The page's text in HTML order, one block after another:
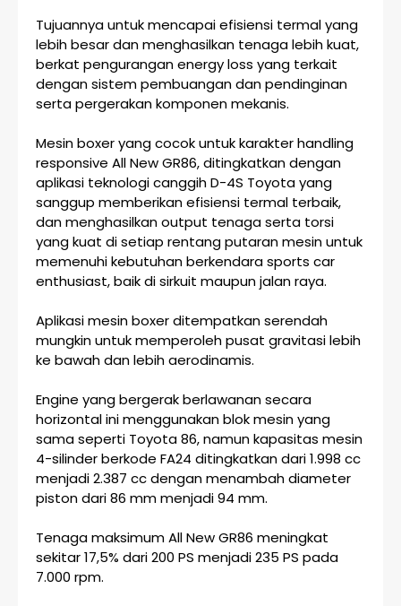
Tujuannya untuk mencapai efisiensi termal yang
lebih besar dan menghasilkan tenaga lebih kuat,
berkat pengurangan energy loss yang terkait
dengan sistem pembuangan dan pendinginan
serta pergerakan komponen mekanis.
Mesin boxer yang cocok untuk karakter handling
responsive All New GR86, ditingkatkan dengan
aplikasi teknologi canggih D-4S Toyota yang
sanggup memberikan efisiensi termal terbaik,
dan menghasilkan output tenaga serta torsi
yang kuat di setiap rentang putaran mesin untuk
memenuhi kebutuhan berkendara sports car
enthusiast, baik di sirkuit maupun jalan raya.
Aplikasi mesin boxer ditempatkan serendah
mungkin untuk memperoleh pusat gravitasi lebih
ke bawah dan lebih aerodinamis.
Engine yang bergerak berlawanan secara
horizontal ini menggunakan blok mesin yang
sama seperti Toyota 86, namun kapasitas mesin
4-silinder berkode FA24 ditingkatkan dari 1.998 cc
menjadi 2.387 cc dengan menambah diameter
piston dari 86 mm menjadi 94 mm.
Tenaga maksimum All New GR86 meningkat
sekitar 17,5% dari 200 PS menjadi 235 PS pada
7.000 rpm.